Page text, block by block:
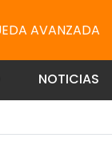
AVANZADA
NOTICIAS